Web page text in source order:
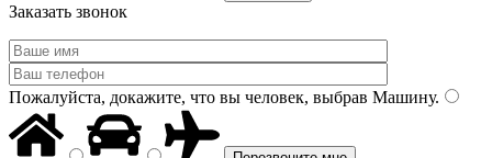
Заказать звонок
Пожалуйста, докажите, что вы человек, выбрав Машину.